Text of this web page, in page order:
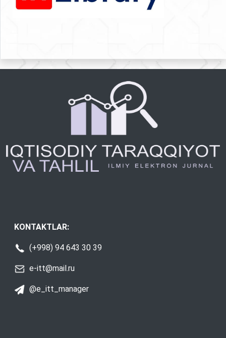
KONTAKTLAR:
(+998) 94 643 30 39
e-itt@mail.ru
@e_itt_manager